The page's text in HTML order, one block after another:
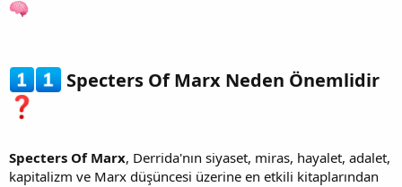
Specters Of Marx Neden Önemlidir
Specters Of Marx, Derrida'nın siyaset, miras, hayalet, adalet,
kapitalizm ve Marx düşüncesi üzerine en etkili kitaplarından